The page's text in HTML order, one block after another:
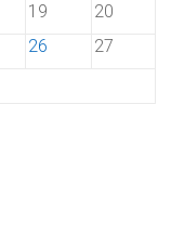
19
20
26
27